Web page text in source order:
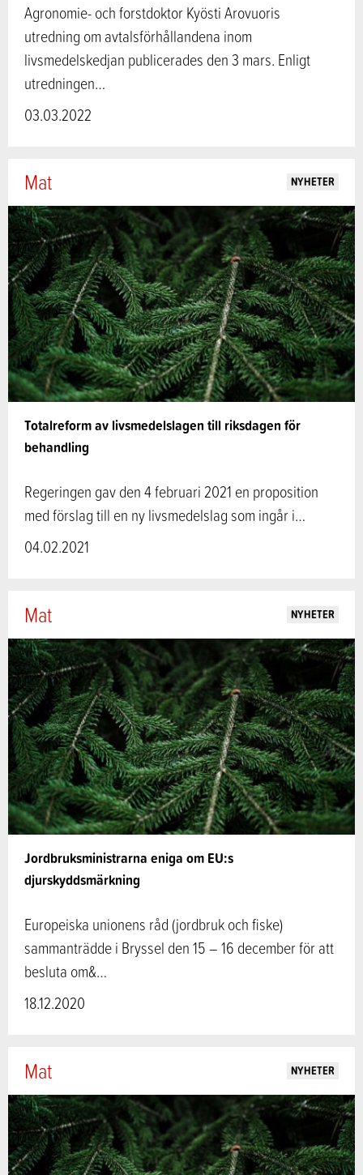
Agronomie- och forstdoktor Kyösti Arovuoris
utredning om avtalsförhållandena inom
livsmedelskedjan publicerades den 3 mars. Enligt
utredningen…
03.03.2022
Totalreform av livsmedelslagen till riksdagen för
behandling
Mat NYHETER
Regeringen gav den 4 februari 2021 en proposition
med förslag till en ny livsmedelslag som ingår i…
04.02.2021
Jordbruksministrarna eniga om EU:s
djurskyddsmärkning
Mat NYHETER
Europeiska unionens råd (jordbruk och fiske)
sammanträdde i Bryssel den 15 – 16 december för att
besluta om&…
18.12.2020
Mat NYHETER